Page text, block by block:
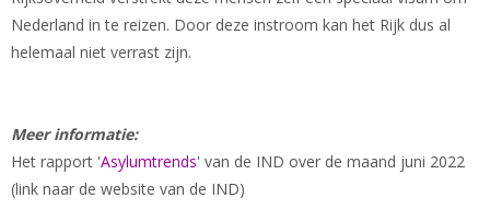
Nederland in te reizen. Door deze instroom kan het Rijk dus al
helemaal niet verrast zijn.
Meer informatie:
Het rapport 'Asylumtrends' van de IND over de maand juni 2022
(link naar de website van de IND)